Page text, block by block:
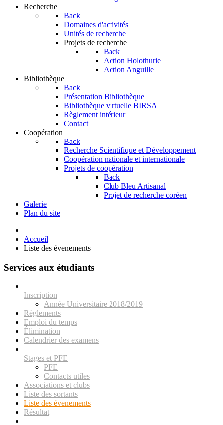
Recherche
Back
Domaines d'activités
Unités de recherche
Projets de recherche
Back
Action Holothurie
Action Anguille
Bibliothèque
Back
Présentation Bibliothèque
Bibliothèque virtuelle BIRSA
Règlement intérieur
Contact
Coopération
Back
Recherche Scientifique et Développement
Coopération nationale et internationale
Projets de coopération
Back
Club Bleu Artisanal
Projet de recherche coréen
Galerie
Plan du site
Accueil
Liste des évenements
Services aux étudiants
Inscription
Année Universitaire 2018/2019
Règlements
Emploi du temps
Élimination
Calendrier des examens
Stages et PFE
PFE
Contacts utiles
Associations et clubs
Liste des sortants
Liste des évenements
Résultat